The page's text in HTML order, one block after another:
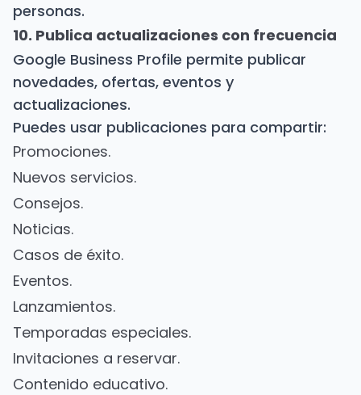
personas.
10. Publica actualizaciones con frecuencia
Google Business Profile permite publicar
novedades, ofertas, eventos y
actualizaciones.
Puedes usar publicaciones para compartir:
Promociones.
Nuevos servicios.
Consejos.
Noticias.
Casos de éxito.
Eventos.
Lanzamientos.
Temporadas especiales.
Invitaciones a reservar.
Contenido educativo.